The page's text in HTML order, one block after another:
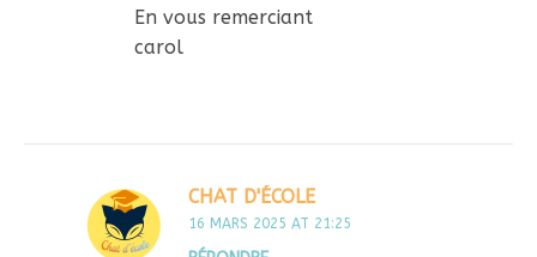
En vous remerciant
carol
CHAT D'ÉCOLE
16 MARS 2025 AT 21:25